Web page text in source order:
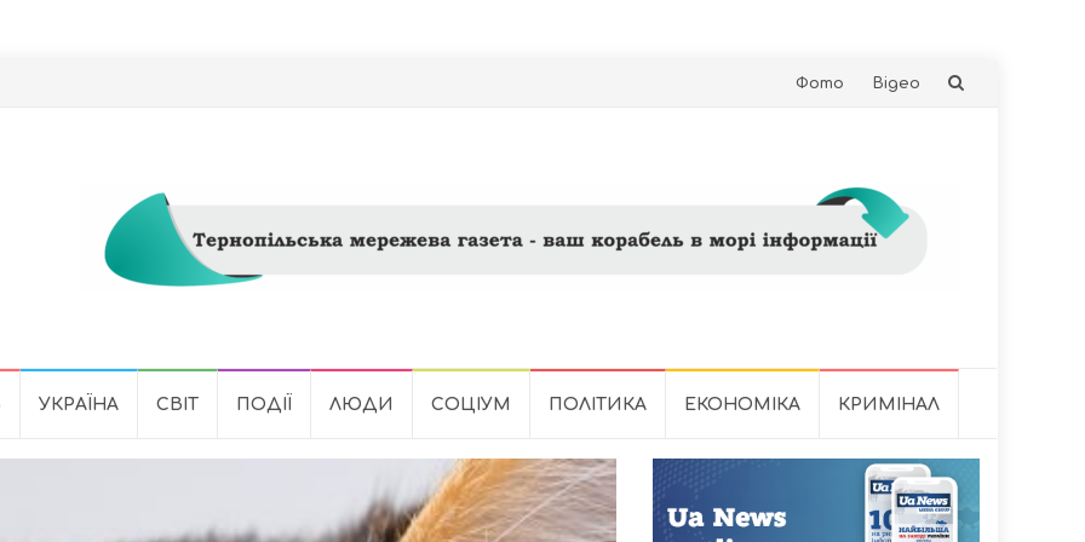
Skip
Фото Відео
УКРАЇНА СВІТ ПОДІЇ ЛЮДИ СОЦІУМ ПОЛІТИКА ЕКОНОМІКА КРИМІНАЛ